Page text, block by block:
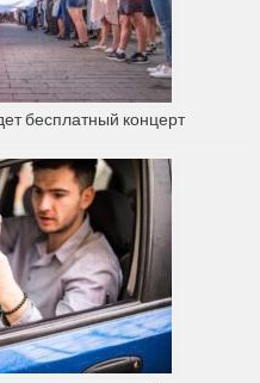
бесплатный концерт